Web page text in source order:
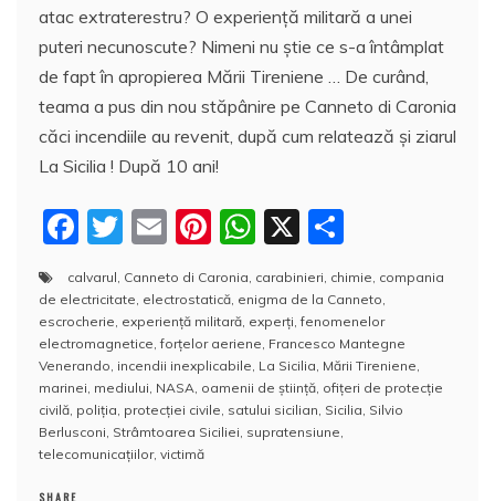
atac extraterestru? O experiență militară a unei
puteri necunoscute? Nimeni nu știe ce s-a întâmplat
de fapt în apropierea Mării Tireniene … De curând,
teama a pus din nou stăpânire pe Canneto di Caronia
căci incendiile au revenit, după cum relatează şi ziarul
La Sicilia ! După 10 ani!
F
a
c
e
b
o
o
T
w
itt
er
E
m
ai
l
Pi
nt
er
e
st
W
at
s
A
p
p
X
a
rt
aj
e
a
calvarul, Canneto di Caronia, carabinieri, chimie, compania
de electricitate, electrostatică, enigma de la Canneto,
escrocherie, experiență militară, experţi,fenomenelor
electromagnetice,forțelor aeriene, Francesco Mantegne
Venerando, incendii inexplicabile, La Sicilia, Mării Tireniene,
marinei, mediului, NASA, oamenii de ştiinţă, ofițeri de protecție
civilă, poliţia, protecției civile, satului sicilian, Sicilia, Silvio
Berlusconi, Strâmtoarea Siciliei, supratensiune,
telecomunicațiilor, victimă
SHARE